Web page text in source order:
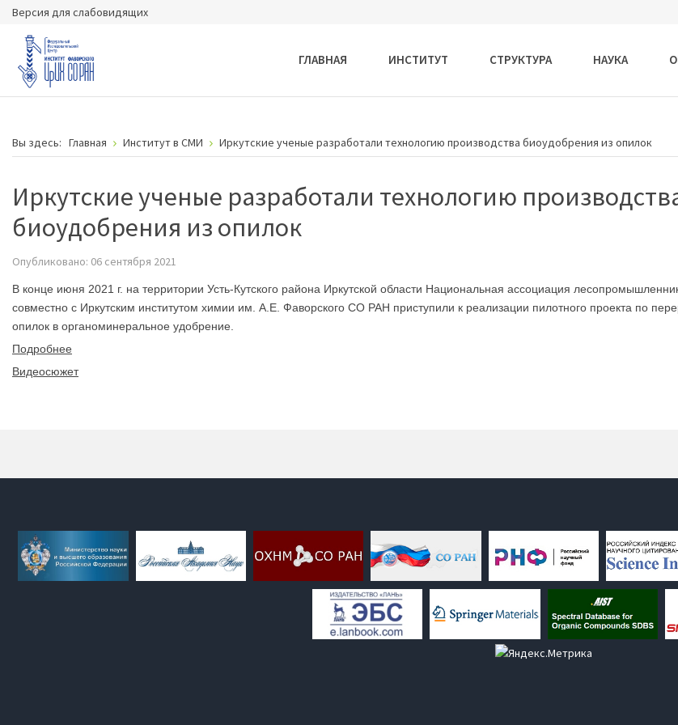
Версия для слабовидящих
ГЛАВНАЯ ИНСТИТУТ СТРУКТУРА НАУКА
Вы здесь: Главная Институт в СМИ Иркутские ученые разработали технологию производства биоудобрения из опилок
Иркутские ученые разработали технологию
биоудобрения из опилок
Опубликовано: 06 сентября 2021
В конце июня 2021 г. на территории Усть-Кутского района Иркутской области Национальная ассоциация
совместно с Иркутским институтом химии им. А.Е. Фаворского СО РАН приступили к реализации пилотного проекта по
опилок в органоминеральное удобрение.
Подробнее
Видеосюжет